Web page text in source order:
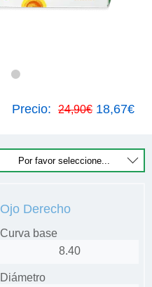
Precio: 24,90€ 18,67€
Ojo Derecho
Curva base
8.40
Diámetro